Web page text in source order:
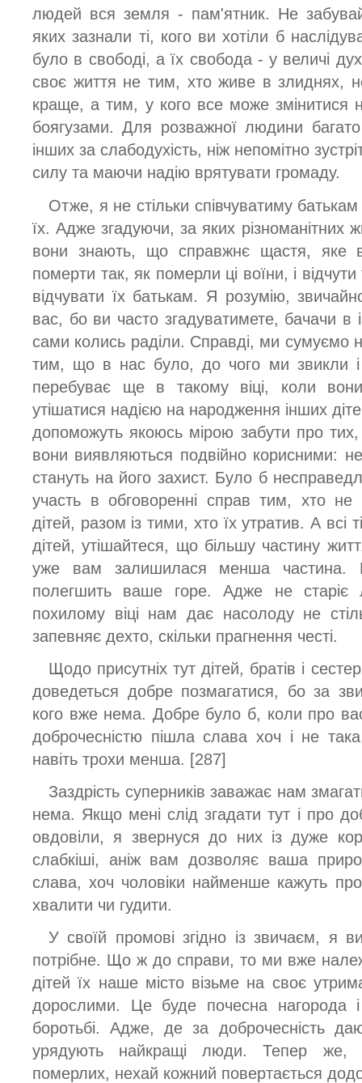
людей вся земля - пам'ятник. Не
яких зазнали ті, кого ви хотіли б
було в свободі, а їх свобода - у величі
своє життя не тим, хто живе в злиднях,
краще, а тим, у кого все може змінитися
боягузами. Для розважної людини
інших за слабодухість, ніж непомітно
силу та маючи надію врятувати громаду.
Отже, я не стільки співчуватиму
їх. Адже згадуючи, за яких різноманітних
вони знають, що справжнє щастя,
померти так, як померли ці воїни, і
відчувати їх батькам. Я розумію,
вас, бо ви часто згадуватимете, бачачи
сами колись раділи. Справді, ми сумуємо
тим, що в нас було, до чого ми звикли
перебуває ще в такому віці, коли
утішатися надією на народження інших
допоможуть якоюсь мірою забути про
вони виявляються подвійно корисними:
стануть на його захист. Було б
участь в обговоренні справ тим, хто не
дітей, разом із тими, хто їх утратив. А всі
дітей, утішайтеся, що більшу частину
уже вам залишилася менша частина.
полегшить ваше горе. Адже не
похилому віці нам дає насолоду не
запевняє дехто, скільки прагнення честі.
Щодо присутніх тут дітей, братів і
доведеться добре позмагатися, бо за
кого вже нема. Добре було б, коли про
доброчесністю пішла слава хоч і не
навіть трохи менша. [287]
Заздрість суперників заважає нам
нема. Якщо мені слід згадати тут і про
овдовіли, я звернуся до них із дуже
слабкіші, аніж вам дозволяє ваша
слава, хоч чоловіки найменше кажуть
хвалити чи гудити.
У своїй промові згідно із звичаєм, я
потрібне. Що ж до справи, то ми вже
дітей їх наше місто візьме на своє
дорослими. Це буде почесна нагорода
боротьбі. Адже, де за доброчесність
урядують найкращі люди. Тепер же,
померлих, нехай кожний повертається